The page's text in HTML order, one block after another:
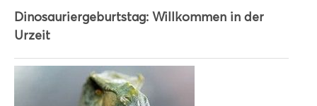
Dinosauriergeburtstag: Willkommen in der
Urzeit